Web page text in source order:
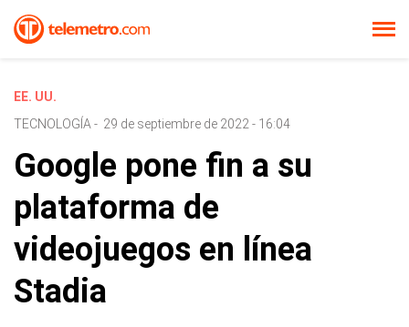
EE. UU.
TECNOLOGÍA - 29 de septiembre de 2022 - 16:04
Google pone fin a su
plataforma de
videojuegos en línea
Stadia